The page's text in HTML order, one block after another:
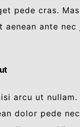
pede cras.
aenean ante nec
arcu ut
dolor pede